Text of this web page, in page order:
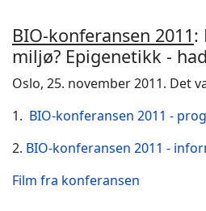
BIO-konferansen 2011:
miljø? Epigenetikk -
Oslo, 25. november 2011. Det
1. BIO-konferansen 2011 -
2. BIO-konferansen 2011 -
Film fra konferansen